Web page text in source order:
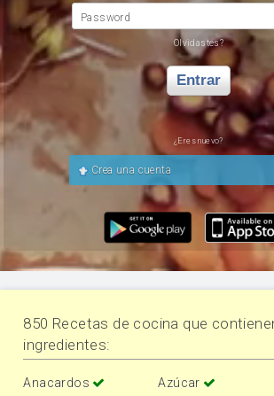
Password
Olvidastes?
Entrar
¿Eres nuevo?
Crea una cuenta
850 Recetas de cocina que
ingredientes:
Anacardos
Azúcar